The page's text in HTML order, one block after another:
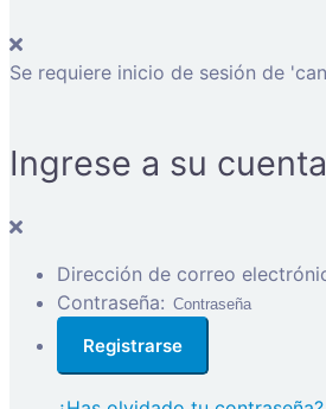
Se requiere inicio de sesión de
Ingrese a su cuenta
Dirección de correo
Contraseña: